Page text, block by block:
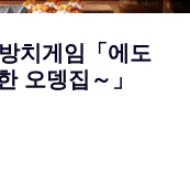
치게임「에도
오뎅집～」